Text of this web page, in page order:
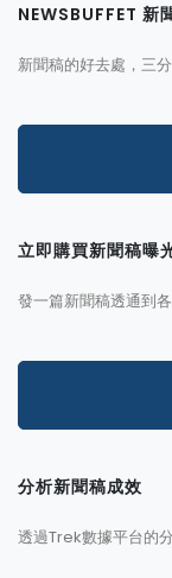
NEWSBUFFET 新
新聞稿的好去處，三
立即購買新聞稿曝
發一篇新聞稿透通到
分析新聞稿成效
透過Trek數據平台的